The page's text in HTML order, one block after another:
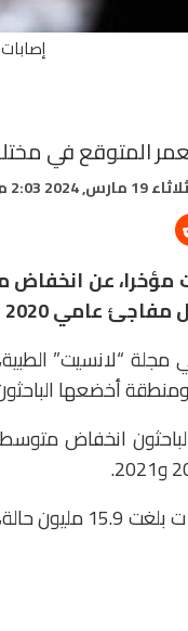
المتوقع في
مارس, 2024 2:03 م
عن انخفاض
في خضم أزمة كورونا.
مجلة “لانسيت”
الباحثون انخفاض